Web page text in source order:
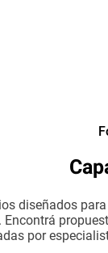
diseñados
por